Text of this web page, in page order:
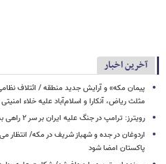
آخرین اخبار
پیمان مکه» و آرایش جدید منطقه / ائتلاف
مثلث ریاض، آنکارا و اسلام‌آباد علیه خلاء
رویترز: ترامپ در جنگ علیه ایران بر سر ۲ راهی بدی گیر افتاده است
اردوغان در جده و شهباز شریف در مکه/ انتظار
پاکستان امضا شود